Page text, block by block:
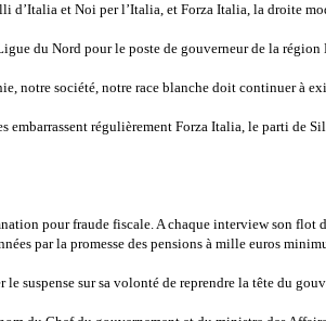
et Noi per l’Italia, et Forza Italia, la droite
du Nord pour le poste de gouverneur de la
notre société, notre race blanche doit continuer à
embarrassent régulièrement Forza Italia, le parti de
pour fraude fiscale. A chaque interview son flot
par la promesse des pensions à mille euros
suspense sur sa volonté de reprendre la tête du